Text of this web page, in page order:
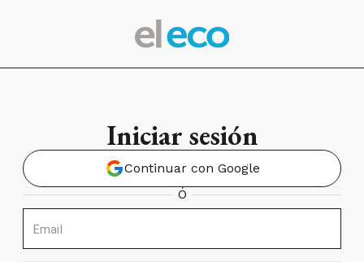
Iniciar sesión
Continuar con Google
Ó
Email